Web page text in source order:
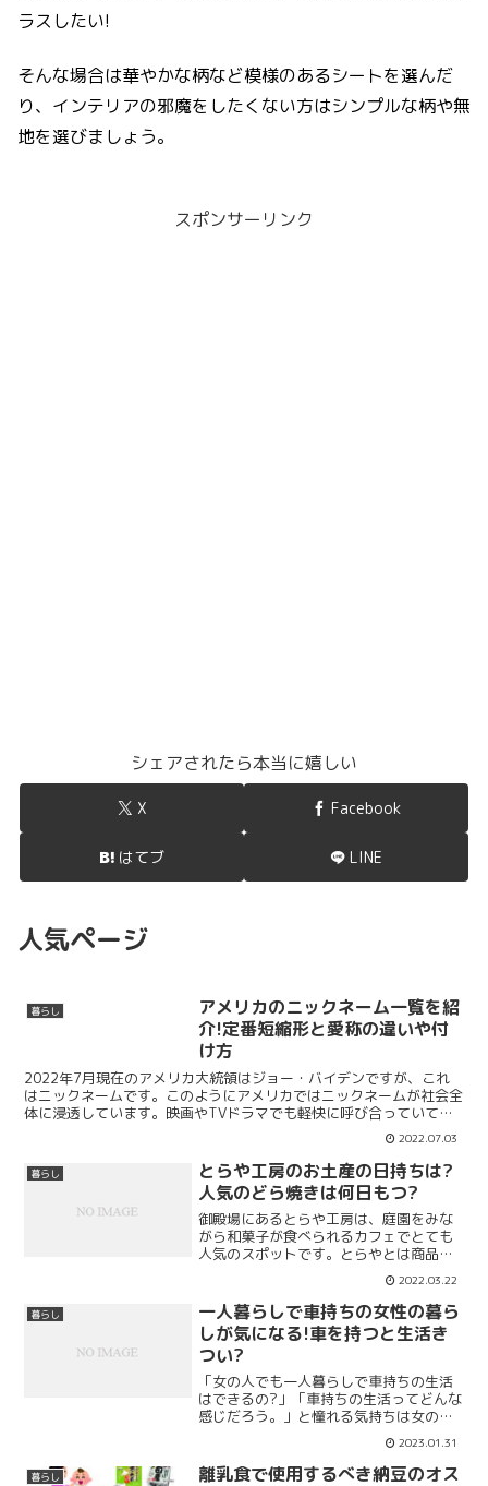
ラスしたい!
そんな場合は華やかな柄など模様のあるシートを選んだ
り、インテリアの邪魔をしたくない方はシンプルな柄や無
地を選びましょう。
スポンサーリンク
シェアされたら本当に嬉しい
X Facebook
はてブ LINE
人気ページ
暮らし
アメリカのニックネーム一覧を紹
介!定番短縮形と愛称の違いや付
け方
2022年7月現在のアメリカ大統領はジョー・バイデンですが、これ
はニックネームです。このようにアメリカではニックネームが社会全
体に浸透しています。映画やTVドラマでも軽快に呼び合っていて、
クールでかっこいいですね。アメリカのニックネームには...2022.07.03
暮らし
とらや工房のお土産の日持ちは?
人気のどら焼きは何日もつ?
御殿場にあるとらや工房は、庭園をみな
がら和菓子が食べられるカフェでとても
人気のスポットです。とらやとは商品展
開が異なり、あの有名なようかんは、と
らや工房では取り扱っていません。とら
や工房で人気のお土産はどら焼きのよう
ですが、どら焼きってお土...
2022.03.22
暮らし
一人暮らしで車持ちの女性の暮ら
しが気になる!車を持つと生活き
つい?
「女の人でも一人暮らしで車持ちの生活
はできるの?」「車持ちの生活ってどんな
感じだろう。」と憧れる気持ちは女の人
も同じですよね。一人暮らしでは、家賃
や水道光熱費などの生活費の支払いもし
ながら、車持ちで生活ができるのか心配
2023.01.31
暮らし
離乳食で使用するべき納豆のオス